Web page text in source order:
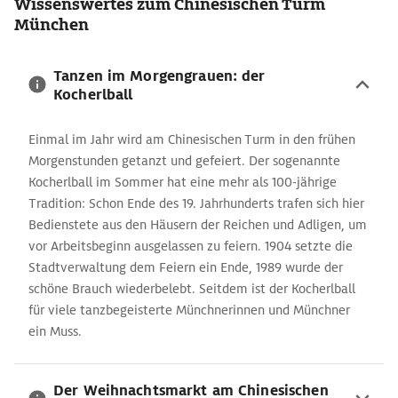
München
Tanzen im Morgengrauen: der
Kocherlball
Einmal im Jahr wird am Chinesischen Turm in den frühen
Morgenstunden getanzt und gefeiert. Der sogenannte
Kocherlball im Sommer hat eine mehr als 100-jährige
Tradition: Schon Ende des 19. Jahrhunderts trafen sich hier
Bedienstete aus den Häusern der Reichen und Adligen, um
vor Arbeitsbeginn ausgelassen zu feiern. 1904 setzte die
Stadtverwaltung dem Feiern ein Ende, 1989 wurde der
schöne Brauch wiederbelebt. Seitdem ist der Kocherlball
für viele tanzbegeisterte Münchnerinnen und Münchner
ein Muss.
Der Weihnachtsmarkt am Chinesischen